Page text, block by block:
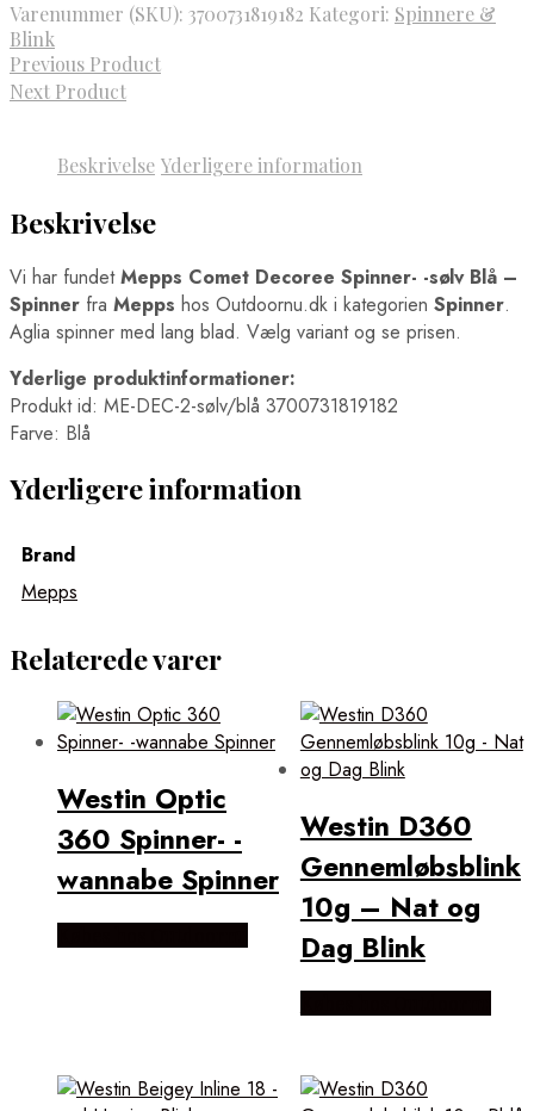
Varenummer (SKU): 3700731819182 Kategori: Spinnere &
Blink
Previous Product
Next Product
Beskrivelse Yderligere information
Beskrivelse
Vi har fundetMepps Comet Decoree Spinner- -sølv Blå –
Spinner fra Mepps hos Outdoornu.dk i kategorien Spinner.
Aglia spinner med lang blad. Vælg variant og se prisen.
Yderlige produktinformationer:
Produkt id: ME-DEC-2-sølv/blå 3700731819182
Farve: Blå
Yderligere information
Brand
Mepps
Relaterede varer
Westin Optic
360 Spinner- -
wannabe Spinner
Westin D360
Gennemløbsblink
10g – Nat og
Dag Blink